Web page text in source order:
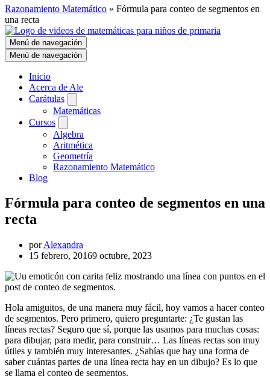
Razonamiento Matemático » Fórmula para conteo de segmentos en
una recta
Menú de navegación
Menú de navegación
Inicio
Acerca de Ale
Carátulas
Matemáticas
Cursos
Algebra
Aritmética
Geometría
Razonamiento Matemático
Blog
Fórmula para conteo de segmentos en una
recta
porAlexandra
15 febrero, 20169 octubre, 2023
Hola amiguitos, de una manera muy fácil, hoy vamos a hacer conteo
de segmentos. Pero primero, quiero preguntarte: ¿Te gustan las
líneas rectas? Seguro que sí, porque las usamos para muchas cosas:
para dibujar, para medir, para construir… Las líneas rectas son muy
útiles y también muy interesantes. ¿Sabías que hay una forma de
saber cuántas partes de una línea recta hay en un dibujo? Es lo que
se llama el conteo de segmentos.